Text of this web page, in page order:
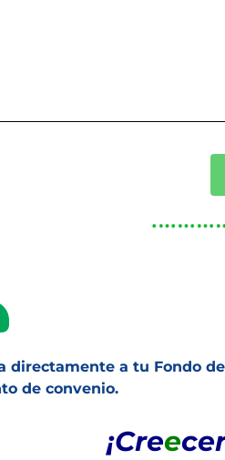
directamente a tu Fondo
de convenio.
¡Cree